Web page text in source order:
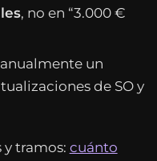
, no en “3.000 €
un
de SO y
tramos: cuánto